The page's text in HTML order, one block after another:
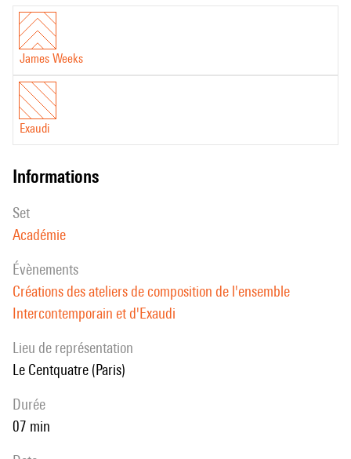
James Weeks
Exaudi
informations
set
Académie
évènements
Créations des ateliers de composition de l'ensemble
Intercontemporain et d'Exaudi
Lieu de représentation
Le Centquatre (Paris)
durée
07 min